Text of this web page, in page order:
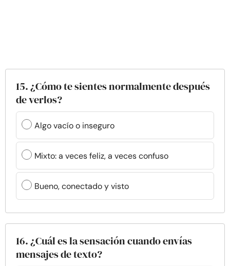
15. ¿Cómo te sientes normalmente después
de verlos?
Algo vacío o inseguro
Mixto: a veces feliz, a veces confuso
Bueno, conectado y visto
16. ¿Cuál es la sensación cuando envías
mensajes de texto?